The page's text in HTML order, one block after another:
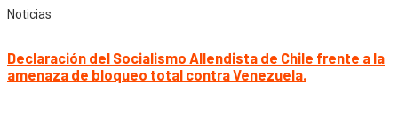
Noticias
Declaración del Socialismo Allendista de Chile frente a la
amenaza de bloqueo total contra Venezuela.